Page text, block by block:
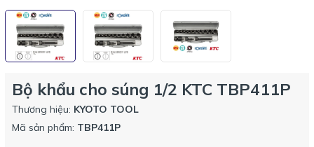
Bộ khẩu cho súng 1/2 KTC TBP411P
Thương hiệu: KYOTO TOOL
Mã sản phẩm: TBP411P